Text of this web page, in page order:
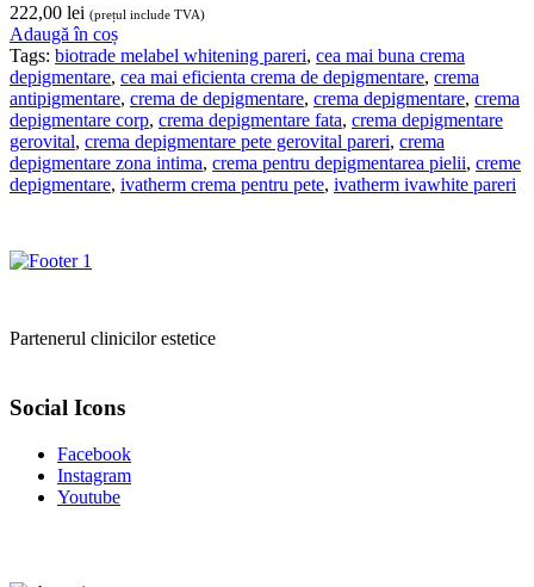
222,00 lei (prețul include TVA)
Adaugă în coș
Tags: biotrade melabel whitening pareri, cea mai buna crema
depigmentare, cea mai eficienta crema de depigmentare, crema
antipigmentare, crema de depigmentare, crema depigmentare, crema
depigmentare corp, crema depigmentare fata, crema depigmentare
gerovital, crema depigmentare pete gerovital pareri, crema
depigmentare zona intima, crema pentru depigmentarea pielii, creme
depigmentare, ivatherm crema pentru pete, ivatherm ivawhite pareri
Partenerul clinicilor estetice
Social Icons
Facebook
Instagram
Youtube